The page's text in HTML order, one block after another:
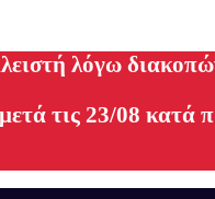
λόγω
τις 23/08 κατά